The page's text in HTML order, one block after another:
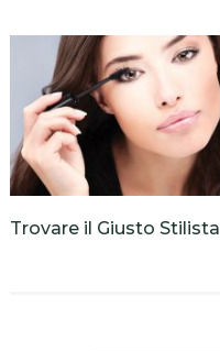
Trovare il Giusto Stilista